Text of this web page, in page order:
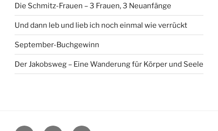
Die Schmitz-Frauen – 3 Frauen, 3 Neuanfänge
Und dann leb und lieb ich noch einmal wie verrückt
September-Buchgewinn
Der Jakobsweg – Eine Wanderung für Körper und Seele